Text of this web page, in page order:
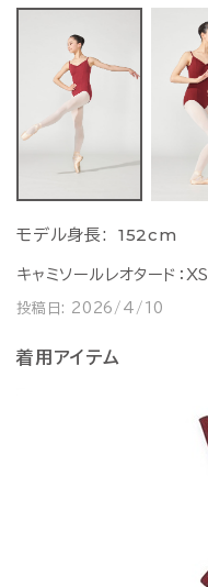
モデル身長: 152cm
キャミソールレオタード：XS
投稿日: 2026/4/10
着用アイテム